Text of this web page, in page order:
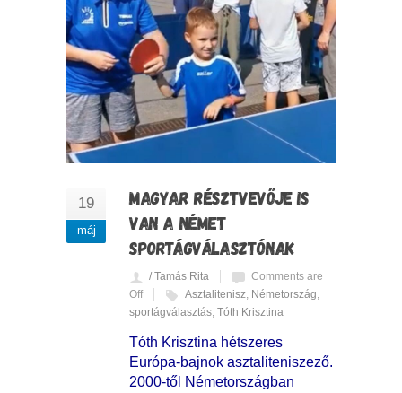
19
máj
MAGYAR RÉSZTVEVŐJE IS
VAN A NÉMET
SPORTÁGVÁLASZTÓNAK
/ Tamás Rita
Comments are
Off
Asztalitenisz, Németország,
sportágválasztás, Tóth Krisztina
Tóth Krisztina hétszeres
Európa-bajnok asztaliteniszező.
2000-től Németországban